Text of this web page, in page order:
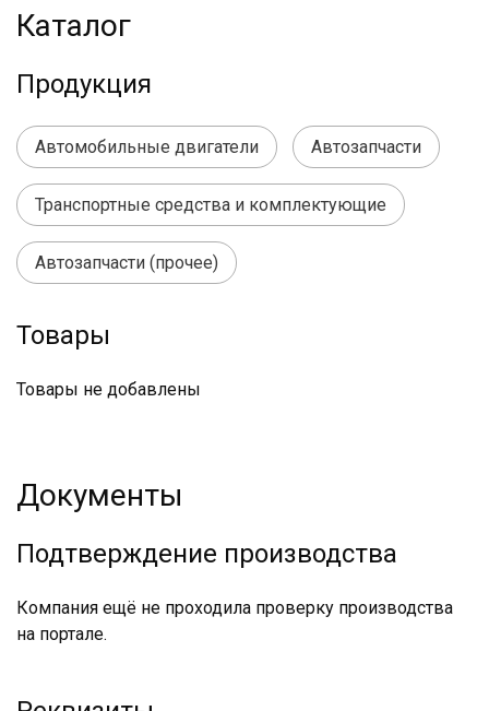
Каталог
Продукция
Автомобильные двигатели Автозапчасти
Транспортные средства и комплектующие
Автозапчасти (прочее)
Товары
Товары не добавлены
Документы
Подтверждение производства
Компания ещё не проходила проверку производства
на портале.